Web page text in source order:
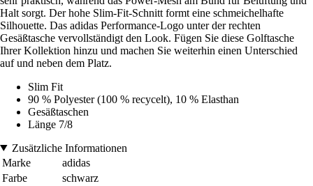
Halt sorgt. Der hohe Slim-Fit-Schnitt formt eine schmeichelhafte
Silhouette. Das adidas Performance-Logo unter der rechten
Gesäßtasche vervollständigt den Look. Fügen Sie diese Golftasche
Ihrer Kollektion hinzu und machen Sie weiterhin einen Unterschied
auf und neben dem Platz.
Slim Fit
90 % Polyester (100 % recycelt), 10 % Elasthan
Gesäßtaschen
Länge 7/8
Zusätzliche Informationen
Marke
adidas
Farbe
schwarz